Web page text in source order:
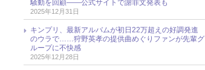
騒動を回顧――公式サイトで謝罪文発表も
2025年12月31日
キンプリ、最新アルバムが初日22万超えの好調発進
のウラで……狩野英孝の提供曲めぐりファンが先輩グ
ループに不快感
2025年12月28日